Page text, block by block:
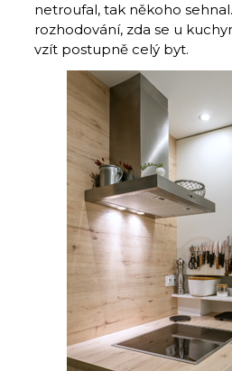
netroufal, tak někoho
rozhodování, zda se u
vzít postupně celý byt.